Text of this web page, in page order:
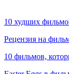
10 худших
Рецензия на
10 фильмов,